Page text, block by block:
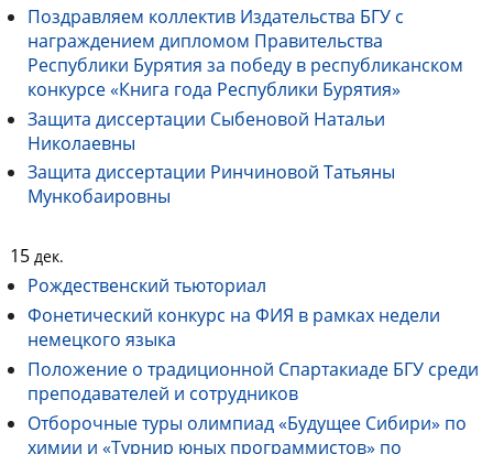
Поздравляем коллектив Издательства БГУ с
награждением дипломом Правительства
Республики Бурятия за победу в республиканском
конкурсе «Книга года Республики Бурятия»
Защита диссертации Сыбеновой Натальи
Николаевны
Защита диссертации Ринчиновой Татьяны
Мункобаировны
15 дек.
Рождественский тьюториал
Фонетический конкурс на ФИЯ в рамках недели
немецкого языка
Положение о традиционной Спартакиаде БГУ среди
преподавателей и сотрудников
Отборочные туры олимпиад «Будущее Сибири» по
химии и «Турнир юных программистов» по